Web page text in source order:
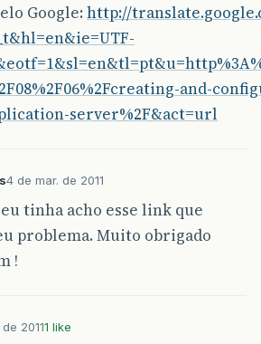
Google: http://
and-
server%2F&act=url
4 de mar. de 2011
tinha acho esse link que
problema. Muito obrigado
!
20111 like